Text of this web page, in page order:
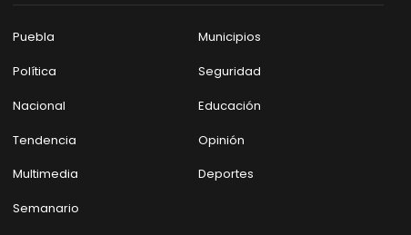
Puebla
Municipios
Política
Seguridad
Nacional
Educación
Tendencia
Opinión
Multimedia
Deportes
Semanario